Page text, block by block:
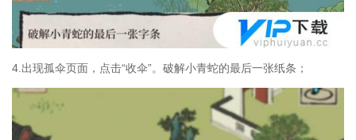
4.出现孤伞页面，点击“收伞”。破解小青蛇的最后一张纸条；